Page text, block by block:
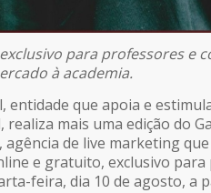
para professores e
à academia.
entidade que apoia e
mais uma edição do
agência de live marketing
e gratuito, exclusivo para
feira, dia 10 de agosto, a